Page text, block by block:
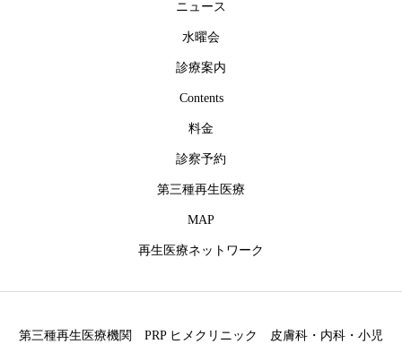
ニュース
水曜会
診療案内
Contents
料金
診察予約
第三種再生医療
MAP
再生医療ネットワーク
第三種再生医療機関 PRP ヒメクリニック 皮膚科・内科・小児